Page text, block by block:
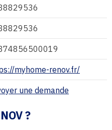
myhome-renov.fr/
une demande
?